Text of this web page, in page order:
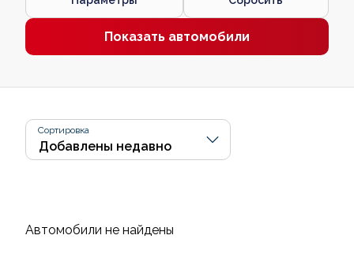
Показать автомобили
Сортировка
Автомобили не найдены